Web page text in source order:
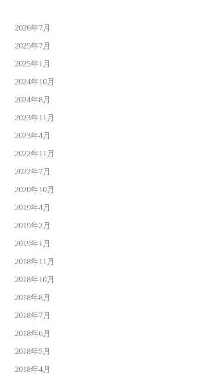
2026年7月
2025年7月
2025年1月
2024年10月
2024年8月
2023年11月
2023年4月
2022年11月
2022年7月
2020年10月
2019年4月
2019年2月
2019年1月
2018年11月
2018年10月
2018年8月
2018年7月
2018年6月
2018年5月
2018年4月